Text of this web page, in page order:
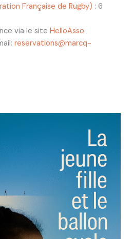
Française de Rugby) : 6
via le siteHelloAsso.
reservations@marcq-